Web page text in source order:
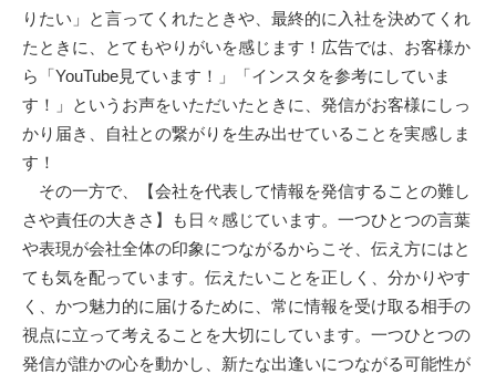
りたい」と言ってくれたときや、最終的に入社を決めてくれ
たときに、とてもやりがいを感じます！広告では、お客様か
ら「YouTube見ています！」「インスタを参考にしていま
す！」というお声をいただいたときに、発信がお客様にしっ
かり届き、自社との繋がりを生み出せていることを実感しま
す！
その一方で、【会社を代表して情報を発信することの難し
さや責任の大きさ】も日々感じています。一つひとつの言葉
や表現が会社全体の印象につながるからこそ、伝え方にはと
ても気を配っています。伝えたいことを正しく、分かりやす
く、かつ魅力的に届けるために、常に情報を受け取る相手の
視点に立って考えることを大切にしています。一つひとつの
発信が誰かの心を動かし、新たな出逢いにつながる可能性が